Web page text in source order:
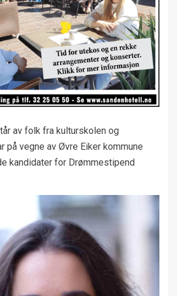
av folk fra kulturskolen og
på vegne av Øvre Eiker kommune
kandidater for Drømmestipend